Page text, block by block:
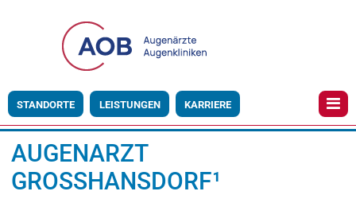
STANDORTE LEISTUNGEN KARRIERE
AUGENARZT
GROSSHANSDORF¹